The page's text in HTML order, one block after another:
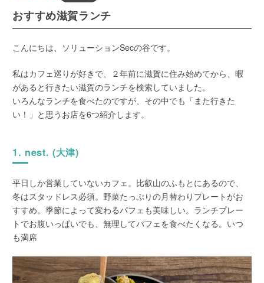
おすすめ滋賀ランチ
こんにちは、ソリューションSecの谷です。
私はカフェ巡りが好きで、２年前に滋賀に住み始めてから、暇
があると行きたい滋賀のランチを検索していました。
いろんなランチを食べたのですが、その中でも「また行きた
い！」と思うお店を6つ紹介します。
1. nest. (大津)
平日しか営業していないカフェ。比叡山のふもとにあるので、
冬はスタッドレス必須。野菜たっぷりの月替わりプレートがお
すすめ。季節によって変わるパフェも美味しい。ランチプレー
トでお腹いっぱいでも、無理してパフェを食べたくなる。いつ
も満席